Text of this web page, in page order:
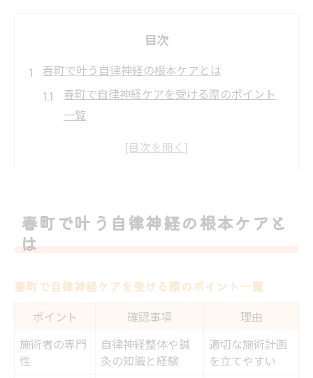
目次
春町で叶う自律神経の根本ケアとは
春町で自律神経ケアを受ける際のポイント
一覧
鍼灸整骨院が導く心身バランス調整法
鍼灸整骨院で期待できる自律神経の変化
整体と鍼灸で異なるアプローチ法を解説
心身の不調が続くなら鍼灸整骨院へ相談を
春町で叶う自律神経の根本ケアと
は
春町で自律神経ケアを受ける際のポイント一覧
ポイント 確認事項
理由
施術者の専門
性
自律神経整体や鍼
灸の知識と経験
適切な施術計画
を立てやすい